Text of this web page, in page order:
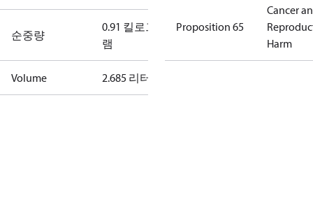
순중량
0.91 킬로그
램
Volume 2.685 리터
Proposition 65
Cancer
Harm